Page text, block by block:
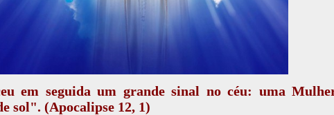
em seguida um grande sinal no céu: uma
sol". (Apocalipse 12, 1)